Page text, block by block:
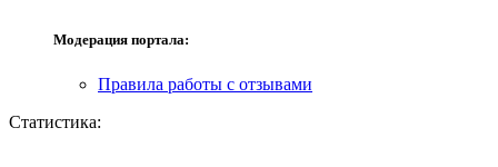
Модерация портала:
Правила работы с отзывами
Статистика: